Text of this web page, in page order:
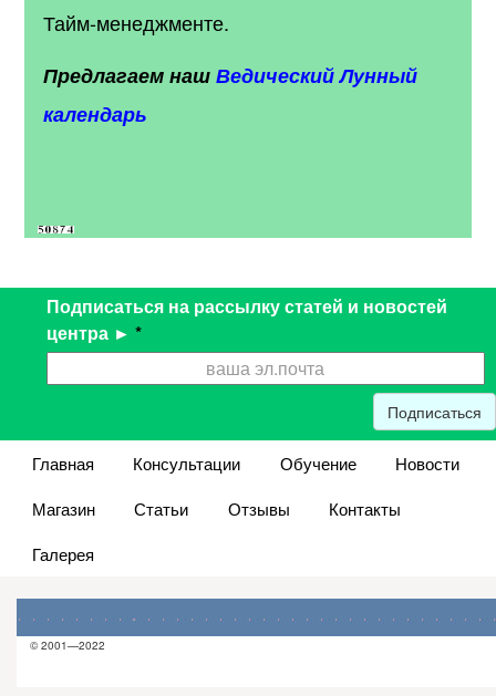
Тайм-менеджменте.
Предлагаем нашВедический Лунный
календарь
Подписаться на рассылку статей и новостей
центра ► *
Подписаться
Главная Консультации Обучение
Новости
Магазин
Статьи Отзывы
Контакты
Галерея
© 2001—2022